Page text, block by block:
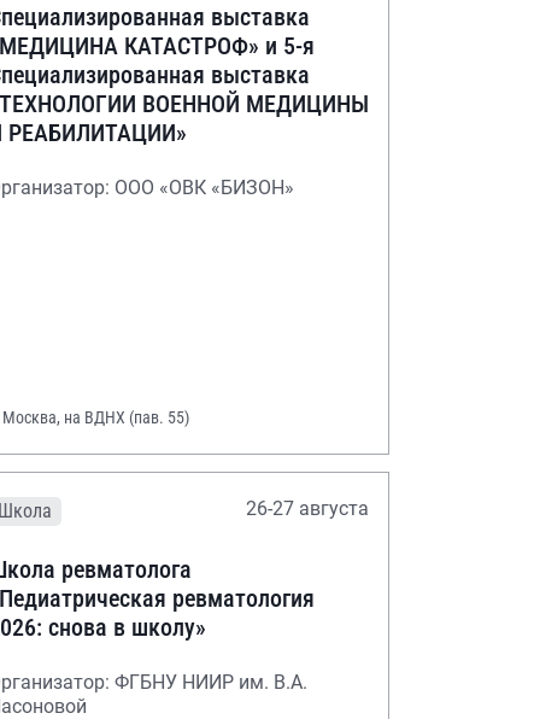
выставка
КАТАСТРОФ» и 5-я
выставка
ВОЕННОЙ МЕДИЦИНЫ
РЕАБИЛИТАЦИИ»
ООО «ОВК «БИЗОН»
Москва, на ВДНХ (пав. 55)
Школа 26-27 августа
ревматолога
ревматология
снова в школу»
ФГБНУ НИИР им. В.А.